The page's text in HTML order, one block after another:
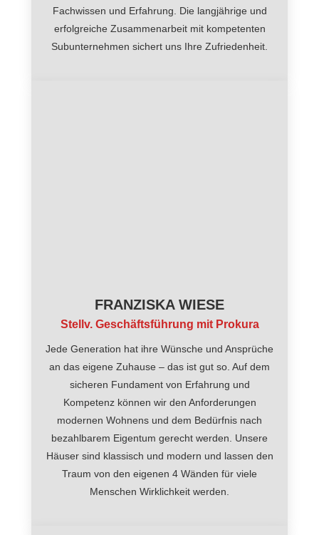
Fachwissen und Erfahrung. Die langjährige und
erfolgreiche Zusammenarbeit mit kompetenten
Subunternehmen sichert uns Ihre Zufriedenheit.
FRANZISKA WIESE
Stellv. Geschäftsführung mit Prokura
Jede Generation hat ihre Wünsche und Ansprüche
an das eigene Zuhause – das ist gut so. Auf dem
sicheren Fundament von Erfahrung und
Kompetenz können wir den Anforderungen
modernen Wohnens und dem Bedürfnis nach
bezahlbarem Eigentum gerecht werden. Unsere
Häuser sind klassisch und modern und lassen den
Traum von den eigenen 4 Wänden für viele
Menschen Wirklichkeit werden.